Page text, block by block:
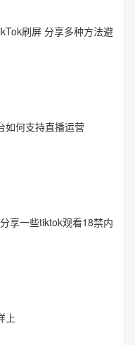
刷屏 分享多种方法避
如何支持直播运营
享一些tiktok观看18禁内
上